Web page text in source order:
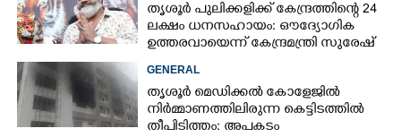
തൃശൂർ പുലിക്കളിക്ക് കേന്ദ്രത്തിന്റെ 24
ലക്ഷം ധനസഹായം: ഔദ്യോഗിക
ഉത്തരവായെന്ന് കേന്ദ്രമന്ത്രി സുരേഷ്
GENERAL
തൃശൂർ മെഡിക്കൽ കോളേജിൽ
നിർമ്മാണത്തിലിരുന്ന കെട്ടിടത്തിൽ
തീപിടിത്തം: അപകടം